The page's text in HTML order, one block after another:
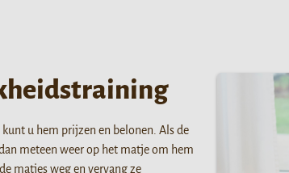
u hem prijzen en belonen. Als de
meteen weer op het matje om hem
matjes weg en vervang ze